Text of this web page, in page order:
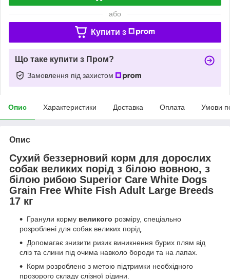
або
Купити з
Що таке купити з Пром?
Замовлення під захистом
Опис Характеристики Доставка Оплата Умови
Опис
Сухий беззерновий корм для дорослих
собак великих порід з білою вовною, з
білою рибою Superior Care White Dogs
Grain Free White Fish Adult Large Breeds
17 кг
Гранули корму великого розміру, спеціально
розроблені для собак великих порід.
Допомагає знизити ризик виникнення бурих плям від
сліз та слини під очима навколо бороди та на лапах.
Корм розроблено з метою підтримки необхідного
прозорого складу слізної рідини.